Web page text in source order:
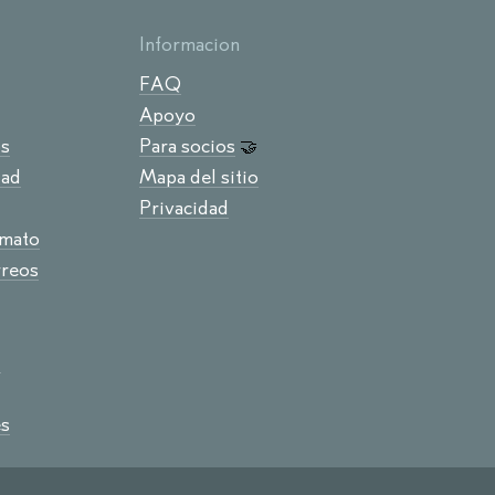
Informacion
FAQ
Apoyo
Para socios 🤝
Mapa del sitio
Privacidad